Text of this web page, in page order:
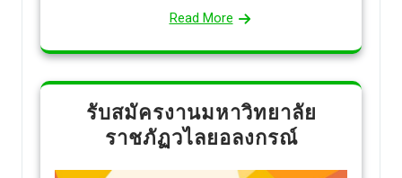
Read More
รับสมัครงานมหาวิทยาลัย
ราชภัฏวไลยอลงกรณ์